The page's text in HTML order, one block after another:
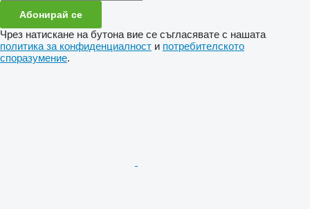
Абонирай се
Чрез натискане на бутона вие се съгласявате с нашата
политика за конфиденциалност и потребителското
споразумение.